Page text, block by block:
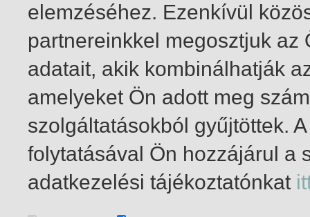
1-6 / total 6 hit
elemzéséhez. Ezenkívül
partnereinkkel megosztjuk
adatait, akik kombinálhatják
amelyeket Ön adott meg
szolgáltatásokból gyűjtöttek.
folytatásával Ön hozzájárul a
adatkezelési tájékoztatónkat